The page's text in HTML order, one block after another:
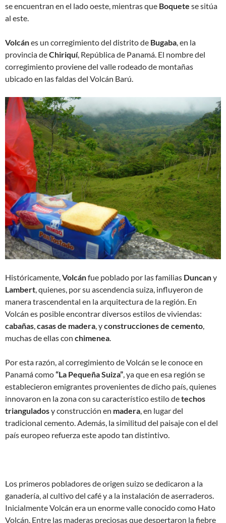
se encuentran en el lado oeste, mientras que Boquete se sitúa
al este.
Volcánes un corregimiento del distrito de Bugaba , en la
provincia deChiriquí, República de Panamá. El nombre del
corregimiento proviene del valle rodeado de montañas
ubicado en las faldas del Volcán Barú.
Históricamente, Volcánfue poblado por las familias Duncany
Lambert , quienes, por su ascendencia suiza, influyeron de
manera trascendental en la arquitectura de la región. En
Volcán es posible encontrar diversos estilos de viviendas:
cabañas casas de madera , yconstrucciones de cemento
muchas de ellas con chimenea
Por esta razón, al corregimiento de Volcán se le conoce en
Panamá como“La Pequeña Suiza” , ya que en esa región se
establecieron emigrantes provenientes de dicho país, quienes
innovaron en la zona con su característico estilo detechos
trianguladosy construcción en madera , en lugar del
tradicional cemento. Además, la similitud del paisaje con el del
país europeo refuerza este apodo tan distintivo.
Los primeros pobladores de origen suizo se dedicaron a la
ganadería, al cultivo del café y a la instalación de aserraderos.
Inicialmente Volcán era un enorme valle conocido como Hato
Volcán. Entre las maderas preciosas que despertaron la fiebre